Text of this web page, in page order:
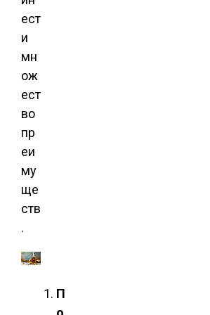
ест
и
мн
ож
ест
во
пр
еи
му
ще
ств
.
П